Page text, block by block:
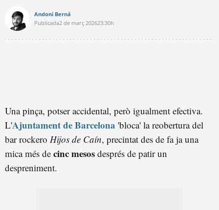
Andoni Berná
Publicada2 de març 202623:30h
Una pinça, potser accidental, però igualment efectiva.
L'Ajuntament de Barcelona 'bloca' la reobertura del
bar rockero Hijos de Caín, precintat des de fa ja una
mica més de cinc mesos després de patir un
despreniment.